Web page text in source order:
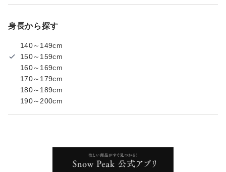
身長から探す
140～149cm
150～159cm
160～169cm
170～179cm
180～189cm
190～200cm